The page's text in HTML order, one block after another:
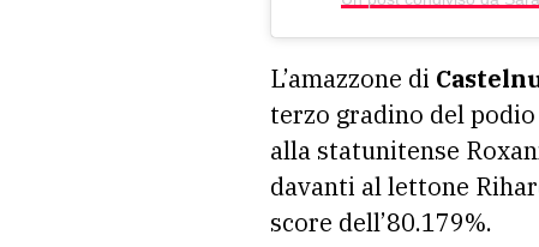
L’amazzone di
terzo gradino del
alla statunitense
davanti al lettone
score dell’80.179%.